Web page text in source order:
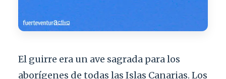
El guirre era un ave sagrada para los
aborígenes de todas las Islas Canarias. Los